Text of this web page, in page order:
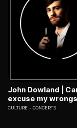
John Dowland |
excuse my wrongs
CULTURE CONCERTS